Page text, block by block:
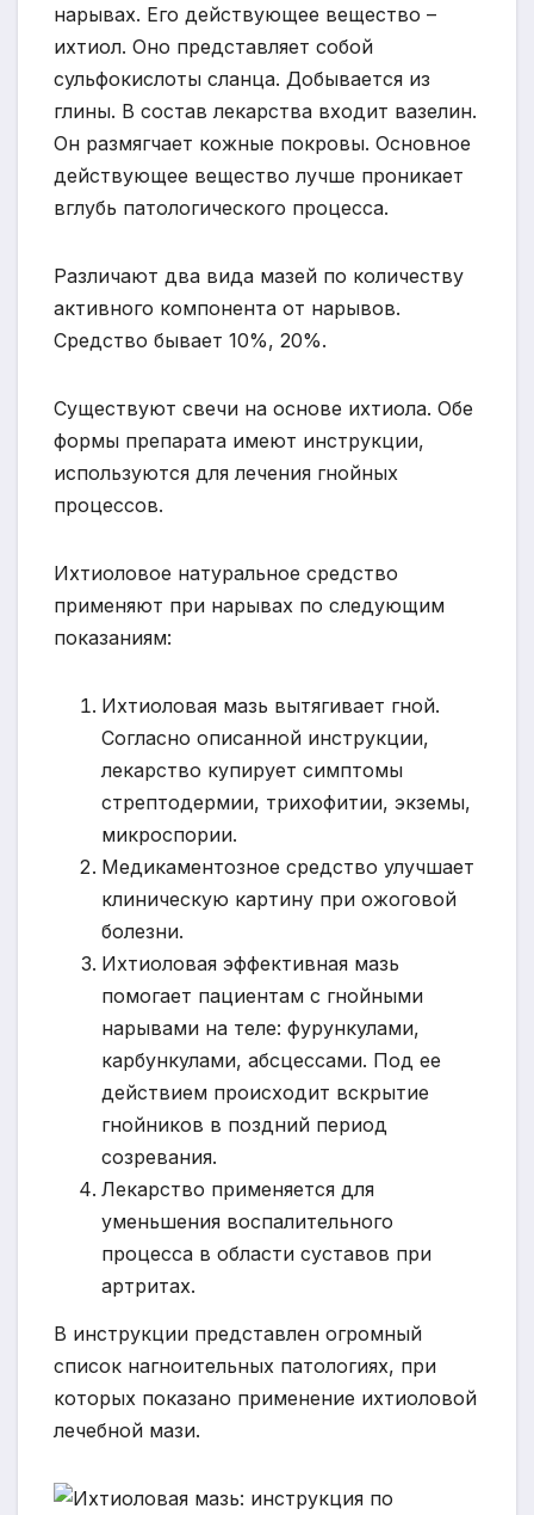
нарывах. Его действующее вещество –
ихтиол. Оно представляет собой
сульфокислоты сланца. Добывается из
глины. В состав лекарства входит вазелин.
Он размягчает кожные покровы. Основное
действующее вещество лучше проникает
вглубь патологического процесса.
Различают два вида мазей по количеству
активного компонента от нарывов.
Средство бывает 10%, 20%.
Существуют свечи на основе ихтиола. Обе
формы препарата имеют инструкции,
используются для лечения гнойных
процессов.
Ихтиоловое натуральное средство
применяют при нарывах по следующим
показаниям:
Ихтиоловая мазь вытягивает гной.
Согласно описанной инструкции,
лекарство купирует симптомы
стрептодермии, трихофитии, экземы,
микроспории.
Медикаментозное средство улучшает
клиническую картину при ожоговой
болезни.
Ихтиоловая эффективная мазь
помогает пациентам с гнойными
нарывами на теле: фурункулами,
карбункулами, абсцессами. Под ее
действием происходит вскрытие
гнойников в поздний период
созревания.
Лекарство применяется для
уменьшения воспалительного
процесса в области суставов при
артритах.
В инструкции представлен огромный
список нагноительных патологиях, при
которых показано применение ихтиоловой
лечебной мази.